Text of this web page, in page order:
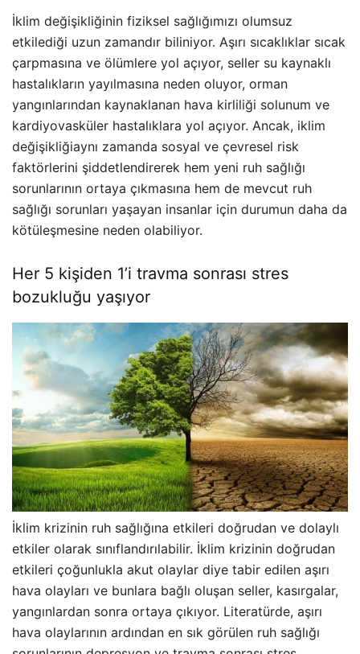
İklim değişikliğinin fiziksel sağlığımızı olumsuz
etkilediği uzun zamandır biliniyor. Aşırı sıcaklıklar sıcak
çarpmasına ve ölümlere yol açıyor, seller su kaynaklı
hastalıkların yayılmasına neden oluyor, orman
yangınlarından kaynaklanan hava kirliliği solunum ve
kardiyovasküler hastalıklara yol açıyor. Ancak, iklim
değişikliğiaynı zamanda sosyal ve çevresel risk
faktörlerini şiddetlendirerek hem yeni ruh sağlığı
sorunlarının ortaya çıkmasına hem de mevcut ruh
sağlığı sorunları yaşayan insanlar için durumun daha da
kötüleşmesine neden olabiliyor.
Her 5 kişiden 1’i travma sonrası stres
bozukluğu yaşıyor
İklim krizinin ruh sağlığına etkileri doğrudan ve dolaylı
etkiler olarak sınıflandırılabilir. İklim krizinin doğrudan
etkileri çoğunlukla akut olaylar diye tabir edilen aşırı
hava olayları ve bunlara bağlı oluşan seller, kasırgalar,
yangınlardan sonra ortaya çıkıyor. Literatürde, aşırı
hava olaylarının ardından en sık görülen ruh sağlığı